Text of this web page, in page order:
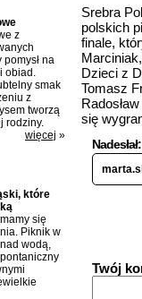
Srebra
polskich
finale,
Dzieci z
Tomasz
się
Nadesłał:
Twój
z
na
obiad.
smak
z
tworzą
rodziny.
więcej »
które
się
Piknik w
wodą,